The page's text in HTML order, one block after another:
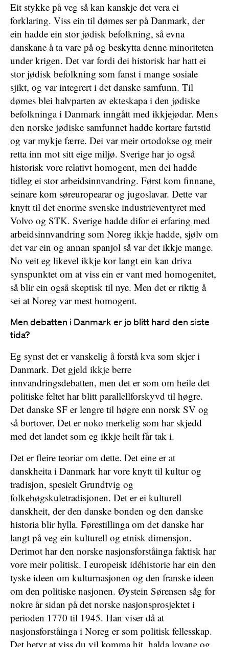
Eit stykke på veg så kan kanskje det vera ei
forklaring. Viss ein til dømes ser på Danmark, der
ein hadde ein stor jødisk befolkning, så evna
danskane å ta vare på og beskytta denne minoriteten
under krigen. Det var fordi dei historisk har hatt ei
stor jødisk befolkning som fanst i mange sosiale
sjikt, og var integrert i det danske samfunn. Til
dømes blei halvparten av ekteskapa i den jødiske
befolkninga i Danmark inngått med ikkjejødar. Mens
den norske jødiske samfunnet hadde kortare fartstid
og var mykje færre. Dei var meir ortodokse og meir
retta inn mot sitt eige miljø. Sverige har jo også
historisk vore relativt homogent, men dei hadde
tidleg ei stor arbeidsinnvandring. Først kom finnane,
seinare kom søreuropearar og jugoslavar. Dette var
knytt til det enorme svenske industrieventyret med
Volvo og STK. Sverige hadde difor ei erfaring med
arbeidsinnvandring som Noreg ikkje hadde, sjølv om
det var ein og annan spanjol så var det ikkje mange.
No veit eg likevel ikkje kor langt ein kan driva
synspunktet om at viss ein er vant med homogenitet,
så blir ein også skeptisk til nye. Men det er riktig å
sei at Noreg var mest homogent.
Men debatten i Danmark er jo blitt hard den siste
tida?
Eg synst det er vanskelig å forstå kva som skjer i
Danmark. Det gjeld ikkje berre
innvandringsdebatten, men det er som om heile det
politiske feltet har blitt parallellforskyvd til høgre.
Det danske SF er lengre til høgre enn norsk SV og
så bortover. Det er noko merkelig som har skjedd
med det landet som eg ikkje heilt får tak i.
Det er fleire teoriar om dette. Det eine er at
danskheita i Danmark har vore knytt til kultur og
tradisjon, spesielt Grundtvig og
folkehøgskuletradisjonen. Det er ei kulturell
danskheit, der den danske bonden og den danske
historia blir hylla. Førestillinga om det danske har
langt på veg ein kulturell og etnisk dimensjon.
Derimot har den norske nasjonsforståinga faktisk har
vore meir politisk. I europeisk idéhistorie har ein den
tyske ideen om kulturnasjonen og den franske ideen
om den politiske nasjonen. Øystein Sørensen såg for
nokre år sidan på det norske nasjonsprosjektet i
perioden 1770 til 1945. Han viser då at
nasjonsforståinga i Noreg er som politisk fellesskap.
Det betyr at viss du vil komma hit, halda lovane og